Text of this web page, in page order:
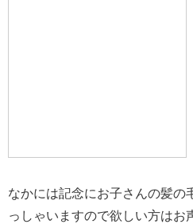
なかには記念にお子さんの髪の
っしゃいますので欲しい方はお